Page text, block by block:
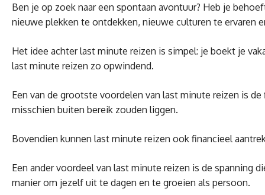
Ben je op zoek naar een spontaan avontuur? Heb je
nieuwe plekken te ontdekken, nieuwe culturen te ervaren
Het idee achter last minute reizen is simpel: je boekt je
last minute reizen zo opwindend.
Een van de grootste voordelen van last minute reizen is
misschien buiten bereik zouden liggen.
Bovendien kunnen last minute reizen ook financieel
Een ander voordeel van last minute reizen is de spanning
manier om jezelf uit te dagen en te groeien als persoon.